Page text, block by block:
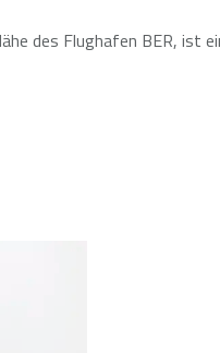
des Flughafen BER, ist